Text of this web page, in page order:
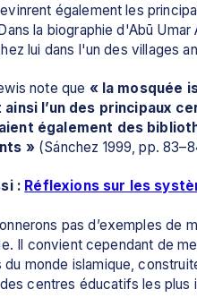
également les
la biographie d'Abū
lui dans l'un des villages
note que « la mosquée
ainsi l’un des principaux
également des
» (Sánchez 1999, pp.
: Réflexions sur les
pas d’exemples
Il convient cependant de
du monde islamique,
des centres éducatifs les